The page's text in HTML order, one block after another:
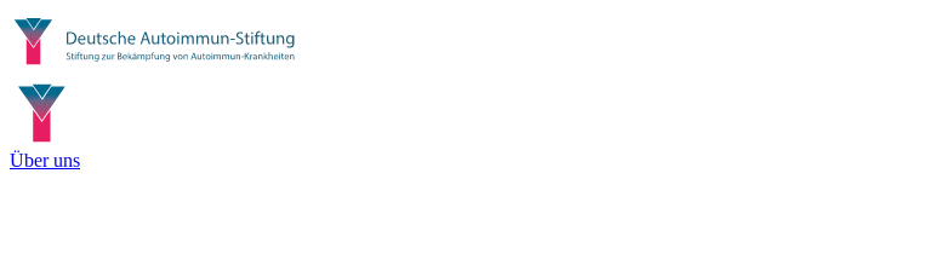
Über uns